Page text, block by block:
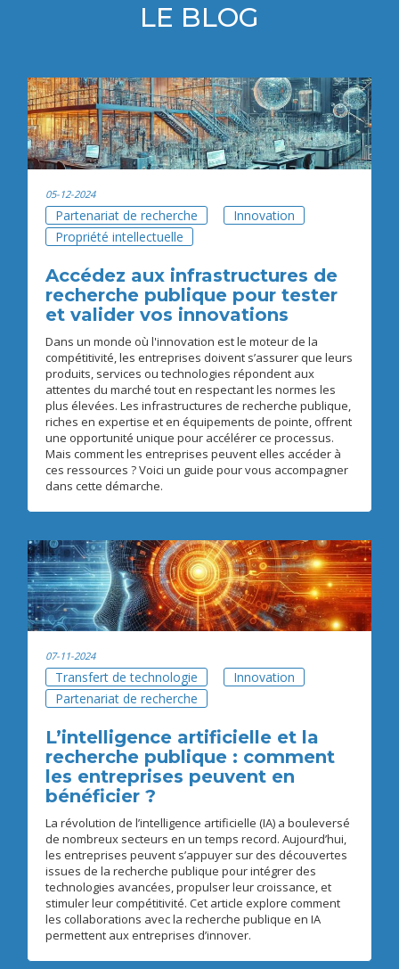
LE BLOG
05-12-2024
Partenariat de recherche
Innovation
Propriété intellectuelle
Accédez aux infrastructures de
recherche publique pour tester
et valider vos innovations
Dans un monde où l'innovation est le moteur de la
compétitivité, les entreprises doivent s’assurer que leurs
produits, services ou technologies répondent aux
attentes du marché tout en respectant les normes les
plus élevées. Les infrastructures de recherche publique,
riches en expertise et en équipements de pointe, offrent
une opportunité unique pour accélérer ce processus.
Mais comment les entreprises peuvent elles accéder à
ces ressources ? Voici un guide pour vous accompagner
dans cette démarche.
07-11-2024
Transfert de technologie
Innovation
Partenariat de recherche
L’intelligence artificielle et la
recherche publique : comment
les entreprises peuvent en
bénéficier ?
La révolution de l’intelligence artificielle (IA) a bouleversé
de nombreux secteurs en un temps record. Aujourd’hui,
les entreprises peuvent s’appuyer sur des découvertes
issues de la recherche publique pour intégrer des
technologies avancées, propulser leur croissance, et
stimuler leur compétitivité. Cet article explore comment
les collaborations avec la recherche publique en IA
permettent aux entreprises d’innover.